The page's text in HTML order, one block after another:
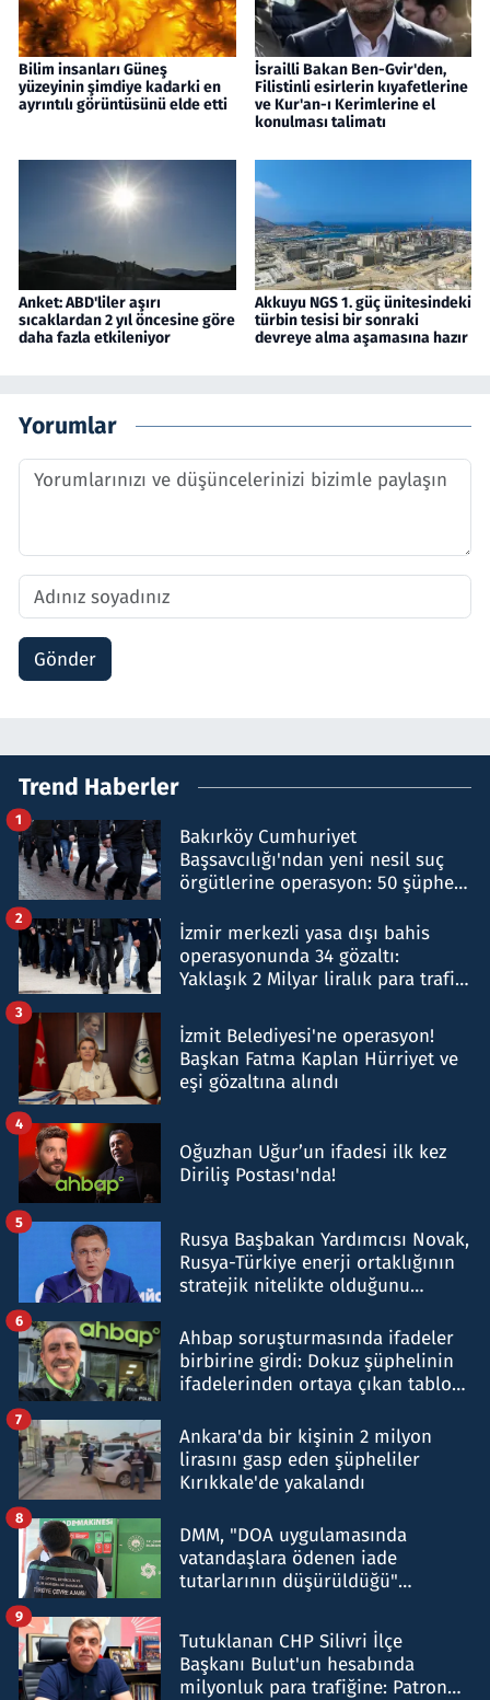
Bilim insanları Güneş
yüzeyinin şimdiye kadarki en
ayrıntılı görüntüsünü elde etti
İsrailli Bakan Ben-Gvir'den,
Filistinli esirlerin kıyafetlerine
ve Kur'an-ı Kerimlerine el
konulması talimatı
Anket: ABD'liler aşırı
sıcaklardan 2 yıl öncesine göre
daha fazla etkileniyor
Akkuyu NGS 1. güç ünitesindeki
türbin tesisi bir sonraki
devreye alma aşamasına hazır
Yorumlar
Gönder
Trend Haberler
Bakırköy Cumhuriyet
Başsavcılığı'ndan yeni nesil suç
örgütlerine operasyon: 50 şüpheli
1
İzmir merkezli yasa dışı bahis
operasyonunda 34 gözaltı:
Yaklaşık 2 Milyar liralık para trafiği
2
İzmit Belediyesi'ne operasyon!
Başkan Fatma Kaplan Hürriyet ve
eşi gözaltına alındı
3
Oğuzhan Uğur’un ifadesi ilk kez
Diriliş Postası'nda!
4
Rusya Başbakan Yardımcısı Novak,
Rusya-Türkiye enerji ortaklığının
stratejik nitelikte olduğunu
5
Ahbap soruşturmasında ifadeler
birbirine girdi: Dokuz şüphelinin
ifadelerinden ortaya çıkan tablo
6
Ankara'da bir kişinin 2 milyon
lirasını gasp eden şüpheliler
Kırıkkale'de yakalandı
7
DMM, "DOA uygulamasında
vatandaşlara ödenen iade
tutarlarının düşürüldüğü"
8
Tutuklanan CHP Silivri İlçe
Başkanı Bulut'un hesabında
milyonluk para trafiğine: Patron
9